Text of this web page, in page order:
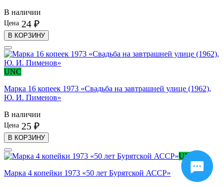
В наличии
Цена 24 ₽
В КОРЗИНУ
UNC
Марка 16 копеек 1973 «Свадьба на завтрашней улице (1962),
Ю. И. Пименов»
В наличии
Цена 25 ₽
В КОРЗИНУ
UNC
Марка 4 копейки 1973 «50 лет Бурятской АССР»